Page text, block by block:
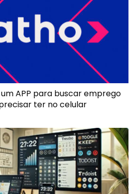
APP para buscar emprego
ter no celular